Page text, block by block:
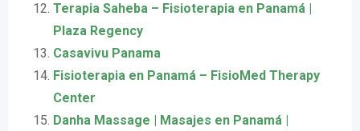
Terapia Saheba – Fisioterapia en Panamá |
Plaza Regency
Casavivu Panama
Fisioterapia en Panamá – FisioMed Therapy
Center
Danha Massage | Masajes en Panamá |